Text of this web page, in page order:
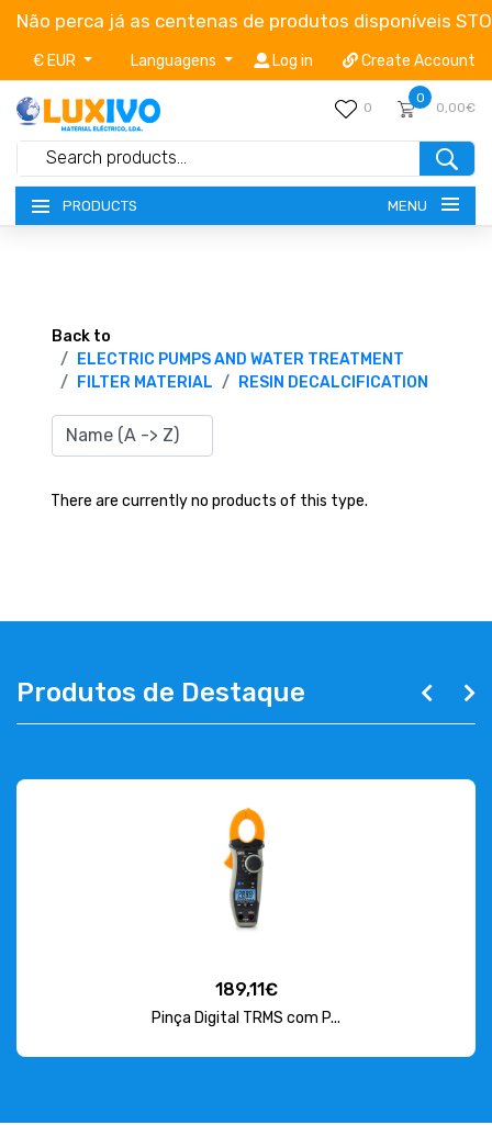
Não perca já as centenas de produtos disponíveis
€ EUR Languagens Log in Create Account
0
0
0,00€
PRODUCTS MENU
TERMS OF SERVICE
CATALOGUES
CAMPAIGNS
ABOUT US
Back to
ELECTRIC PUMPS AND WATER TREATMENT
FILTER MATERIAL
RESIN DECALCIFICATION
There are currently no products of this type.
Produtos de Destaque
189,11€
Pinça Digital TRMS com P...